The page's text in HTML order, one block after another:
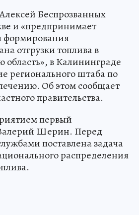
Беспрозванных
и «предпринимает
формирования
отгрузки топлива в
область», в Калининграде
регионального штаба по
Об этом сообщает
правительства.
первый
Шерин. Перед
поставлена задача
распределения